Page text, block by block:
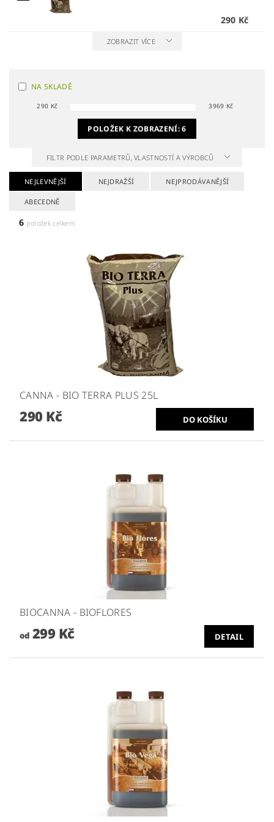
290 Kč
ZOBRAZIT VÍCE
NA SKLADĚ
290 Kč 3969 Kč
POLOŽEK K ZOBRAZENÍ:6
FILTR PODLE PARAMETRŮ, VLASTNOSTÍ A VÝROBCŮ
NEJLEVNĚJŠÍ NEJDRAŽŠÍ NEJPRODÁVANĚJŠÍ
ABECEDNĚ
6 položek celkem
CANNA - BIO TERRA PLUS 25L
290 Kč
BIOCANNA - BIOFLORES
od299 Kč DETAIL